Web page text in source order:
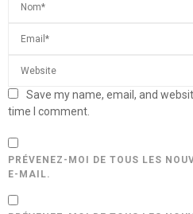
Save my name, email, and
time I comment.
PRÉVENEZ-MOI DE TOUS LES
E-MAIL.